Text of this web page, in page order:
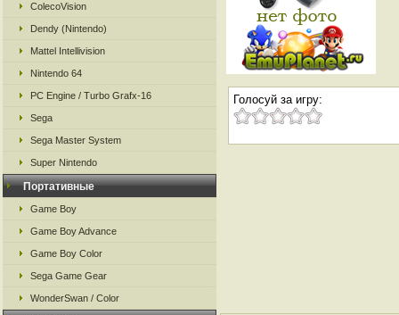
ColecoVision
Dendy (Nintendo)
Mattel Intellivision
Nintendo 64
PC Engine / Turbo Grafx-16
Sega
Sega Master System
Super Nintendo
Портативные
Game Boy
Game Boy Advance
Game Boy Color
Sega Game Gear
WonderSwan / Color
Голосуй за игру: